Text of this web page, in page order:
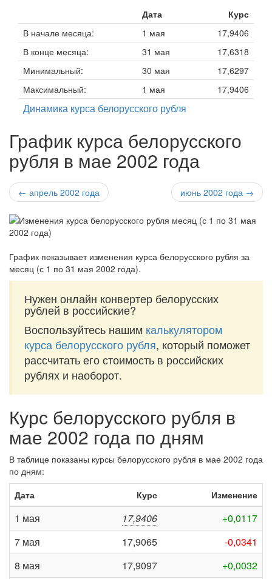
Дата
Курс
В начале месяца:
1 мая
17,9406
В конце месяца:
31 мая
17,6318
Минимальный:
30 мая
17,6297
Максимальный:
1 мая 17,9406
Динамика курса белорусского рубля
График курса белорусского
рубля в мае 2002 года
← апрель 2002 года июнь 2002 года →
График показывает изменения курса белорусского рубля за
месяц (с 1 по 31 мая 2002 года).
Нужен онлайн конвертер белорусских
рублей в российские?
Воспользуйтесь нашим калькулятором
курса белорусского рубля, который поможет
рассчитать его стоимость в российских
рублях и наоборот.
Курс белорусского рубля в
мае 2002 года по дням
В таблице показаны курсы белорусского рубля в мае 2002 года
по дням:
Дата
Курс Изменение
1 мая 17,9406
+0,0117
7 мая
17,9065
-0,0341
8 мая
17,9097
+0,0032